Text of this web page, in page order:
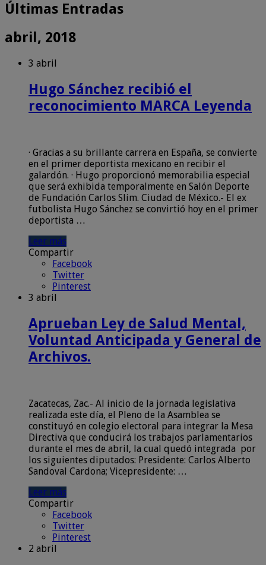
Últimas Entradas
abril, 2018
3 abril
Hugo Sánchez recibió el
reconocimiento MARCA Leyenda
· Gracias a su brillante carrera en España, se convierte
en el primer deportista mexicano en recibir el
galardón. · Hugo proporcionó memorabilia especial
que será exhibida temporalmente en Salón Deporte
de Fundación Carlos Slim. Ciudad de México.- El ex
futbolista Hugo Sánchez se convirtió hoy en el primer
deportista …
Leer más
Compartir
Facebook
Twitter
Pinterest
3 abril
Aprueban Ley de Salud Mental,
Voluntad Anticipada y General de
Archivos.
Zacatecas, Zac.- Al inicio de la jornada legislativa
realizada este día, el Pleno de la Asamblea se
constituyó en colegio electoral para integrar la Mesa
Directiva que conducirá los trabajos parlamentarios
durante el mes de abril, la cual quedó integrada por
los siguientes diputados: Presidente: Carlos Alberto
Sandoval Cardona; Vicepresidente: …
Leer más
Compartir
Facebook
Twitter
Pinterest
2 abril